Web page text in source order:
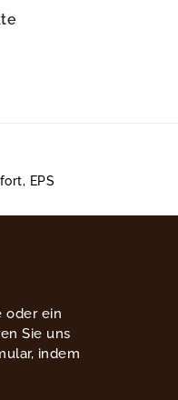
EPS
oder ein
Sie uns
indem